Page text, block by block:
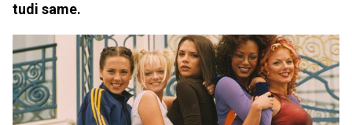
tudi same.